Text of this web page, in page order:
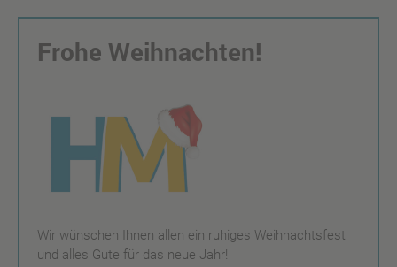
Frohe Weihnachten!
Wir wünschen Ihnen allen ein ruhiges Weihnachtsfest
und alles Gute für das neue Jahr!